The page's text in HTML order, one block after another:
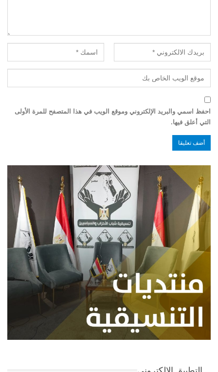
احفظ اسمي والبريد الإلكتروني وموقع الويب في هذا المتصفح للمرة الأولى
التي أعلق فيها.